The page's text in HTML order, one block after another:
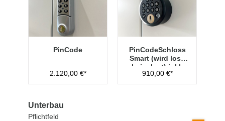
PinCode
2.120,00 €*
PinCodeSchloss
Smart (wird lose
beigelegt) inkl.
Managementschl
üssel
910,00 €*
Unterbau
Pflichtfeld